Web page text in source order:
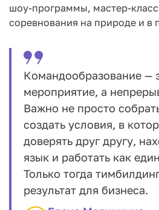
шоу-программы, мастер-
соревнования на природе и в
Командообразование —
мероприятие, а
Важно не просто
создать условия, в
доверять друг другу,
язык и работать как
Только тогда
результат для бизнеса.